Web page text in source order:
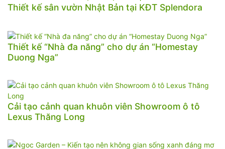
Thiết kế sân vườn Nhật Bản tại KĐT Splendora
Thiết kế “Nhà đa năng” cho dự án “Homestay
Duong Nga”
Cải tạo cảnh quan khuôn viên Showroom ô tô
Lexus Thăng Long